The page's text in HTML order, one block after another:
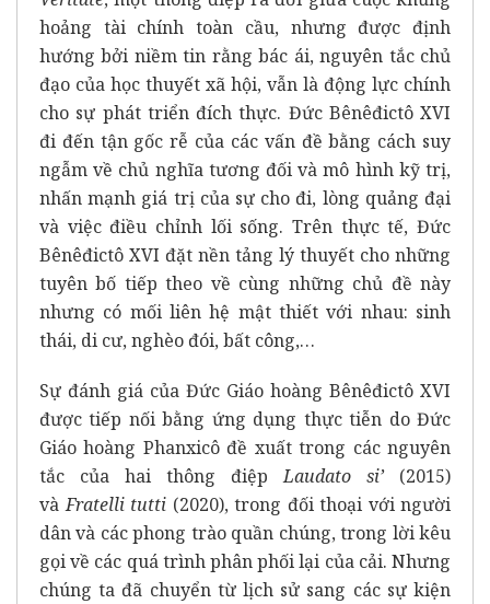
hoảng tài chính toàn cầu, nhưng được định
hướng bởi niềm tin rằng bác ái, nguyên tắc chủ
đạo của học thuyết xã hội, vẫn là động lực chính
cho sự phát triển đích thực. Đức Bênêđictô XVI
đi đến tận gốc rễ của các vấn đề bằng cách suy
ngẫm về chủ nghĩa tương đối và mô hình kỹ trị,
nhấn mạnh giá trị của sự cho đi, lòng quảng đại
và việc điều chỉnh lối sống. Trên thực tế, Đức
Bênêđictô XVI đặt nền tảng lý thuyết cho những
tuyên bố tiếp theo về cùng những chủ đề này
nhưng có mối liên hệ mật thiết với nhau: sinh
thái, di cư, nghèo đói, bất công,…
Sự đánh giá của Đức Giáo hoàng Bênêđictô XVI
được tiếp nối bằng ứng dụng thực tiễn do Đức
Giáo hoàng Phanxicô đề xuất trong các nguyên
tắc của hai thông điệpLaudato si’(2015)
vàFratelli tutti (2020), trong đối thoại với người
dân và các phong trào quần chúng, trong lời kêu
gọi về các quá trình phân phối lại của cải. Nhưng
chúng ta đã chuyển từ lịch sử sang các sự kiện